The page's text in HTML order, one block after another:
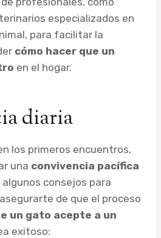
especializados en
para facilitar la
cómo hacer que un
en el hogar.
diaria
los primeros encuentros,
una convivencia pacífica
algunos consejos para
de que el proceso
un gato acepte a un
exitoso: